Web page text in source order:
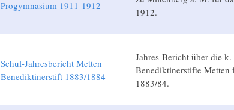
Progymnasium 1911-1912
1912.
Schul-Jahresbericht Metten
Benediktinerstift 1883/1884
Jahres-Bericht über die
Benediktinerstifte Metten
1883/84.